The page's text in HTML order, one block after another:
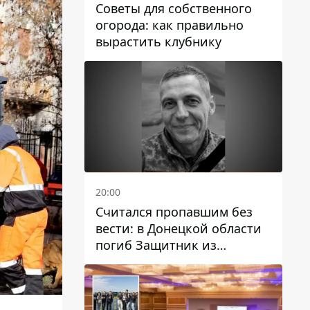
Советы для собственного
огорода: как правильно
вырастить клубнику
20:00
Считался пропавшим без
вести: в Донецкой области
погиб Защитник из
Каменского Антон
Красовский